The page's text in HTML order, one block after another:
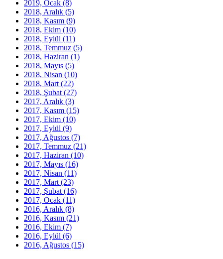
2019, Ocak (8)
2018, Aralık (5)
2018, Kasım (9)
2018, Ekim (10)
2018, Eylül (11)
2018, Temmuz (5)
2018, Haziran (1)
2018, Mayıs (5)
2018, Nisan (10)
2018, Mart (22)
2018, Şubat (27)
2017, Aralık (3)
2017, Kasım (15)
2017, Ekim (10)
2017, Eylül (9)
2017, Ağustos (7)
2017, Temmuz (21)
2017, Haziran (10)
2017, Mayıs (16)
2017, Nisan (11)
2017, Mart (23)
2017, Şubat (16)
2017, Ocak (11)
2016, Aralık (8)
2016, Kasım (21)
2016, Ekim (7)
2016, Eylül (6)
2016, Ağustos (15)